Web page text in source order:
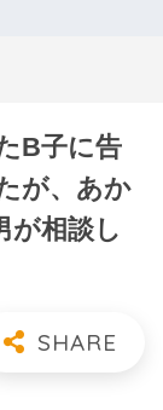
B子に告
が、あか
が相談し